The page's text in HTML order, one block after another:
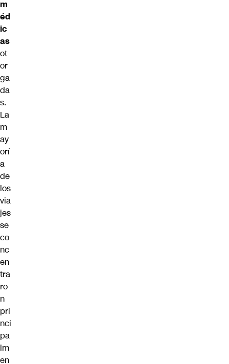
m
éd
ic
as
ot
or
ga
da
s.
La
m
ay
orí
a
de
los
via
jes
se
co
nc
en
tra
ro
n
pri
nci
pa
lm
en